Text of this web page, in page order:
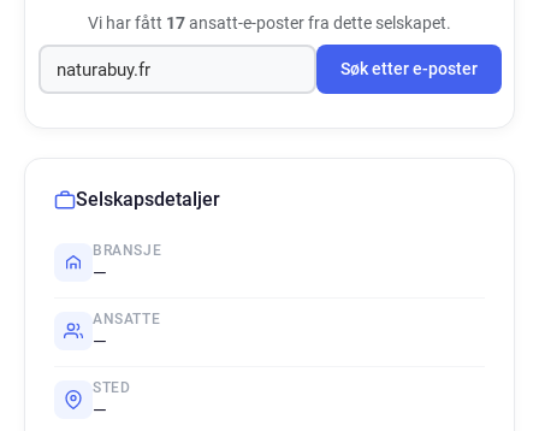
Vi har fått 17ansatt-e-poster fra dette selskapet.
Søk etter e-poster
Selskapsdetaljer
BRANSJE
—
ANSATTE
—
STED
—